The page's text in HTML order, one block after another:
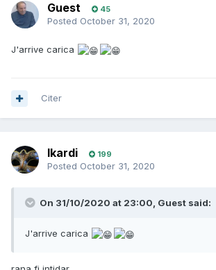
Guest 45
Posted October 31, 2020
J'arrive carica
Citer
Ikardi 199
Posted October 31, 2020
On 31/10/2020 at 23:00, Guest said:
J'arrive carica